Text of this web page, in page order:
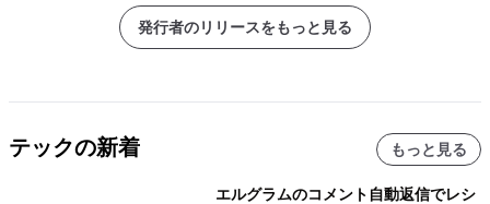
発行者のリリースをもっと見る
テックの新着 もっと見る
エルグラムのコメント自動返信でレシ